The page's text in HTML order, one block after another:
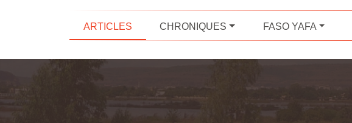
ARTICLES CHRONIQUES FASO YAFA